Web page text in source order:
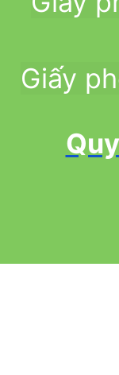
Giấy